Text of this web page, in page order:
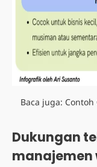
Baca juga: Contoh
Dukungan
manajemen